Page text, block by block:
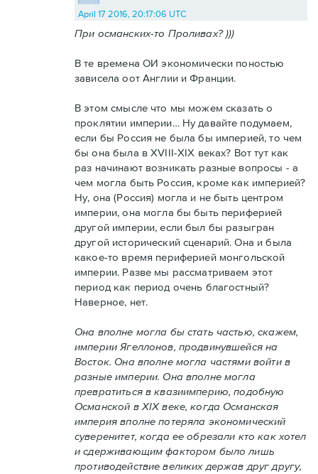
April 17 2016, 20:17:06 UTC
При османских-то Проливах? )))
В те времена ОИ экономически поностью
зависела оот Англии и Франции.
В этом смысле что мы можем сказать о
проклятии империи… Ну давайте подумаем,
если бы Россия не была бы империей, то чем
бы она была в XVIII-XIX веках? Вот тут как
раз начинают возникать разные вопросы - а
чем могла быть Россия, кроме как империей?
Ну, она (Россия) могла и не быть центром
империи, она могла бы быть периферией
другой империи, если был бы разыгран
другой исторический сценарий. Она и была
какое-то время периферией монгольской
империи. Разве мы рассматриваем этот
период как период очень благостный?
Наверное, нет.
Она вполне могла бы стать частью, скажем,
империи Ягеллонов, продвинувшейся на
Восток. Она вполне могла частями войти в
разные империи. Она вполне могла
превратиться в квазиимперию, подобную
Османской в XIX веке, когда Османская
империя вполне потеряла экономический
суверенитет, когда ее обрезали кто как хотел
и сдерживающим фактором было лишь
противодействие великих держав друг другу,